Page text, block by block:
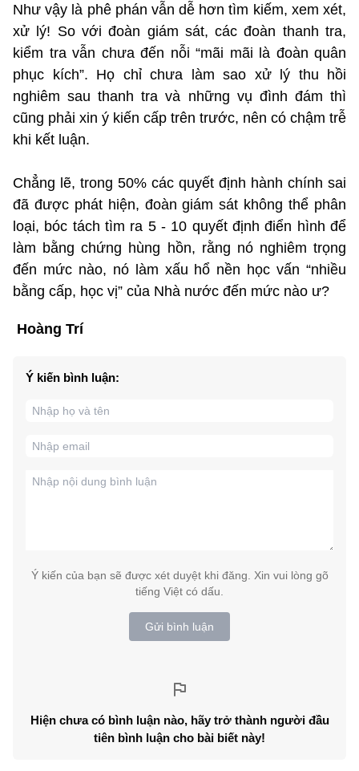
Như vậy là phê phán vẫn dễ hơn tìm kiếm, xem xét,
xử lý! So với đoàn giám sát, các đoàn thanh tra,
kiểm tra vẫn chưa đến nỗi “mãi mãi là đoàn quân
phục kích”. Họ chỉ chưa làm sao xử lý thu hồi
nghiêm sau thanh tra và những vụ đình đám thì
cũng phải xin ý kiến cấp trên trước, nên có chậm trễ
khi kết luận.
Chẳng lẽ, trong 50% các quyết định hành chính sai
đã được phát hiện, đoàn giám sát không thể phân
loại, bóc tách tìm ra 5 - 10 quyết định điển hình để
làm bằng chứng hùng hồn, rằng nó nghiêm trọng
đến mức nào, nó làm xấu hổ nền học vấn “nhiều
bằng cấp, học vị” của Nhà nước đến mức nào ư?
Hoàng Trí
Ý kiến bình luận:
Ý kiến của bạn sẽ được xét duyệt khi đăng. Xin vui lòng gõ
tiếng Việt có dấu.
Gửi bình luận
Hiện chưa có bình luận nào, hãy trở thành người đầu
tiên bình luận cho bài biết này!